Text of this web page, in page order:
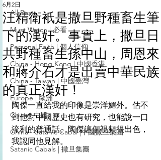
All Posts
Must Watch | 必看
Personal Faith | 個人信仰
China - Hong Kong | 中國香港
China - Taiwan | 中國臺灣
Europe | 歐洲
China | 中國
China - Satanic Cabal |中國撒旦集團
Satanic Cabals | 撒旦集團
汪精衛衹是撒旦野種畜生筆
下的漢奸。事實上，撒旦日
共野種畜生孫中山，周恩來
和蔣介石才是出賣中華民族
的真正漢奸！
6月2日
陶傑一直給我的印像是崇洋媚外。估不
到他對中國歷史也有研究，也能說一口
流利的普通話。陶傑這個視頻很出色，
我認同他見解。